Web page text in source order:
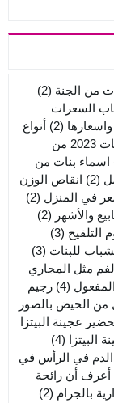
من الجنة (2)
السعرات
واسعارها (2)
أنواع
اسماء بنات 2023 من
اسماء بنات من
(2)
انقاص الوزن
في المنزل (2)
والأشهر (2)
التلقيح (3)
للبنات (3)
مثل المجاري
(4)
رجيم
من الحيض بالصور
عجينة البيتزا
البيتزا (4)
في الرأس في
أن رائحة
بالجرام (2)